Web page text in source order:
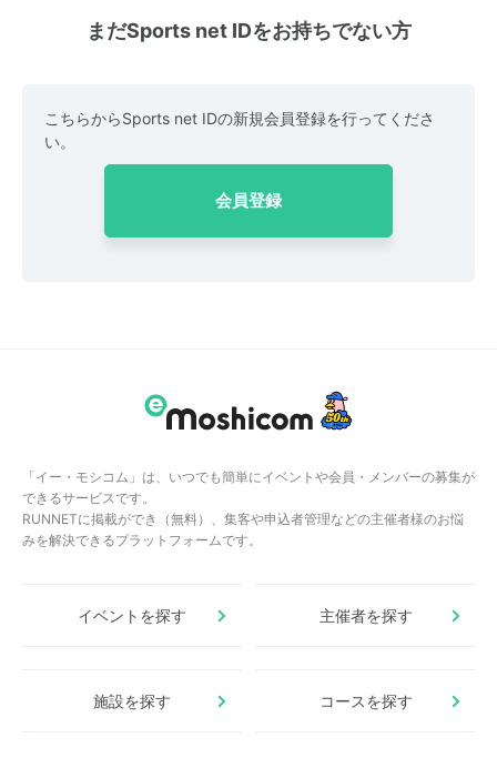
まだSports net IDをお持ちでない方
こちらからSports net IDの新規会員登録を行ってくださ
い。
会員登録
「イー・モシコム」は、いつでも簡単にイベントや会員・メンバーの募集が
できるサービスです。
RUNNETに掲載ができ（無料）、集客や申込者管理などの主催者様のお悩
みを解決できるプラットフォームです。
イベントを探す 主催者を探す
施設を探す コースを探す